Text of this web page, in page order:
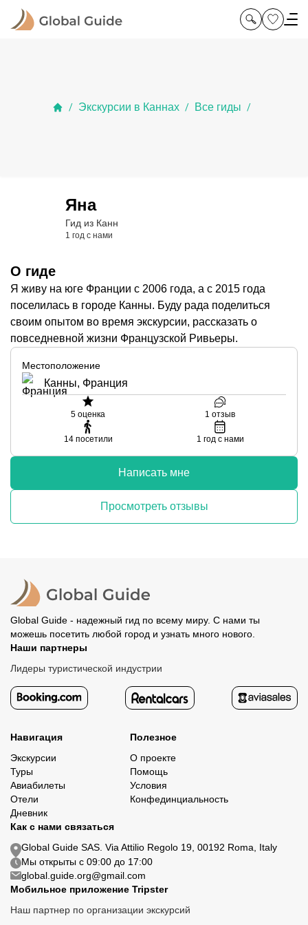
/ Экскурсии в Каннах / Все гиды /
Яна
Гид из Канн
1 год с нами
О гиде
Я живу на юге Франции с 2006 года, а с 2015 года
поселилась в городе Канны. Буду рада поделиться
своим опытом во время экскурсии, рассказать о
повседневной жизни Французской Ривьеры.
Местоположение
Канны, Франция
5 оценка 1 отзыв
14 посетили 1 год с нами
Написать мне
Просмотреть отзывы
Global Guide - надежный гид по всему миру. С нами ты
можешь посетить любой город и узнать много нового.
Наши партнеры
Лидеры туристической индустрии
Навигация
Экскурсии
Туры
Авиабилеты
Отели
Дневник
Полезное
О проекте
Помощь
Условия
Конфединциальность
Как с нами связаться
Global Guide SAS. Via Attilio Regolo 19, 00192 Roma, Italy
Мы открыты с 09:00 до 17:00
global.guide.org@gmail.com
Мобильное приложение Tripster
Наш партнер по организации экскурсий